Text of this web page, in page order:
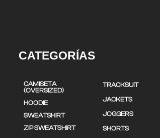
CATEGORÍAS
CAMISETA
(OVERSIZED)
HOODIE
SWEATSHIRT
ZIP SWEATSHIRT
TRACKSUIT
JACKETS
JOGGERS
SHORTS